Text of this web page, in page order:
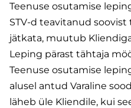
Teenuse osutamise
STV-d teavitanud
jätkata, muutub
Leping pärast tähtaja
Teenuse osutamise
alusel antud Varaline
läheb üle Kliendile, kui